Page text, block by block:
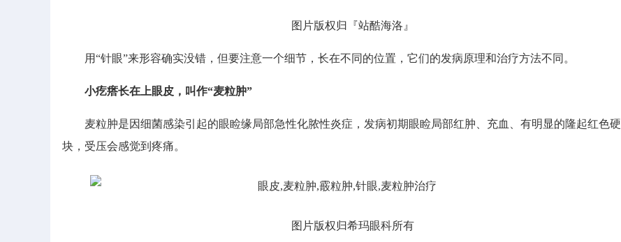
图片版权归『站酷海洛』
用“针眼”来形容确实没错，但要注意一个细节，长在不同的位置，它们的发病原理和治疗方法不同。
小疙瘩长在上眼皮，叫作“麦粒肿”
麦粒肿是因细菌感染引起的眼睑缘局部急性化脓性炎症，发病初期眼睑局部红肿、充血、有明显的隆起红色硬
块，受压会感觉到疼痛。
图片版权归希玛眼科所有